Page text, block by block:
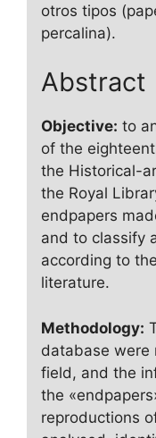
otros tipos
percalina).
Abstract
Objective: to
of the
the Historical-
the Royal
endpapers
and to classify
according to
literature.
Methodology:
database were
field, and the
the
reproductions